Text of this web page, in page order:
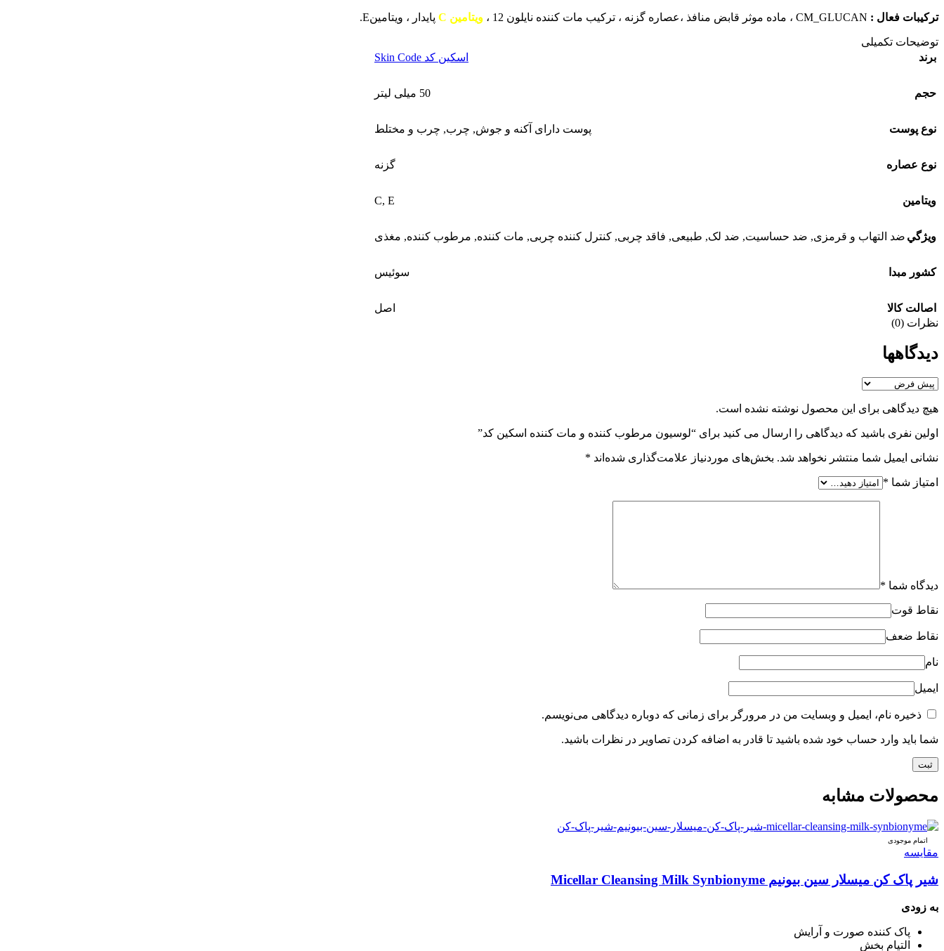
ترکیبات فعال : CM_GLUCAN ، ماده موثر قابض منافذ ،عصاره گزنه ، ترکیب مات کننده نایلون 12 ، ویتامین C پایدار ، ویتامینE.
توضیحات تکمیلی
برند
اسکین کد Skin Code
حجم 50 میلی لیتر
نوع پوست پوست دارای آکنه و جوش, چرب, چرب و مختلط
نوع عصاره گزنه
ويتامين C, E
ويژگي ضد التهاب و قرمزی, ضد حساسیت, ضد لک, طبیعی, فاقد چربی, کنترل کننده چربی, مات کننده, مرطوب کننده, مغذی
کشور مبدا سوئیس
اصالت کالا
اصل
نظرات (0)
دیدگاهها
هیچ دیدگاهی برای این محصول نوشته نشده است.
اولین نفری باشید که دیدگاهی را ارسال می کنید برای “لوسیون مرطوب کننده و مات کننده اسکین کد”
نشانی ایمیل شما منتشر نخواهد شد. بخش‌های موردنیاز علامت‌گذاری شده‌اند *
امتیاز شما *
دیدگاه شما *
نقاط قوت
نقاط ضعف
نام
ایمیل
ذخیره نام، ایمیل و وبسایت من در مرورگر برای زمانی که دوباره دیدگاهی می‌نویسم.
شما باید وارد حساب خود شده باشید تا قادر به اضافه کردن تصاویر در نظرات باشید.
محصولات مشابه
اتمام موجودی
مقایسه
شیر پاک کن میسلار سین بیونیم Micellar Cleansing Milk Synbionyme
به زودی
پاک کننده صورت و آرایش
التیام بخش